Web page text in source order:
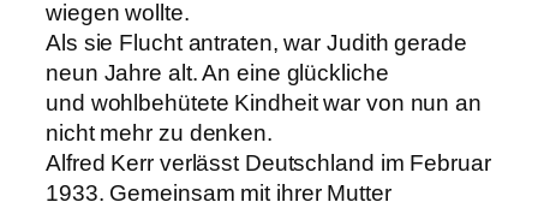
wiegen wollte.
Als sie Flucht antraten, war Judith gerade
neun Jahre alt. An eine glückliche
und wohlbehütete Kindheit war von nun an
nicht mehr zu denken.
Alfred Kerr verlässt Deutschland im Februar
1933. Gemeinsam mit ihrer Mutter